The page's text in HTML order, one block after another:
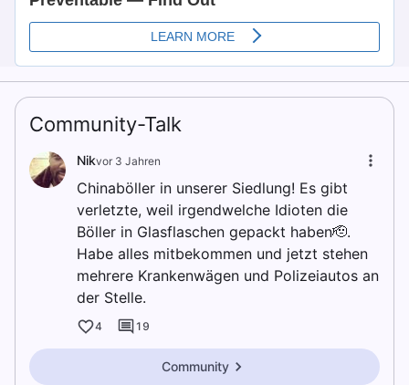
Community-Talk
Nikvor 3 Jahren
Chinaböller in unserer Siedlung! Es gibt
verletzte, weil irgendwelche Idioten die
Böller in Glasflaschen gepackt haben🫡.
Habe alles mitbekommen und jetzt stehen
mehrere Krankenwägen und Polizeiautos an
der Stelle.
4 19
Community